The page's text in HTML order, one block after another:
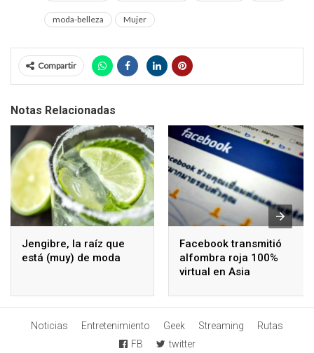
moda-belleza Mujer
Compartir
Notas Relacionadas
Jengibre, la raíz que
está (muy) de moda
Facebook transmitió
alfombra roja 100%
virtual en Asia
Noticias Entretenimiento Geek Streaming
Rutas
FB
twitter